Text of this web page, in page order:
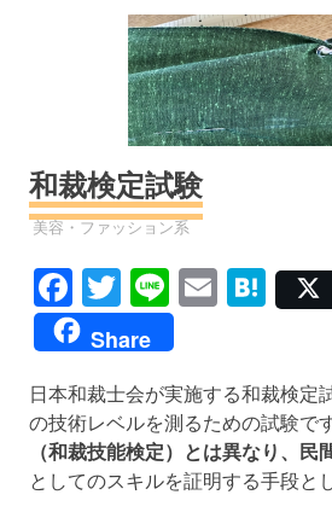
和裁検定試験
資格
美容・ファッション系
Facebook
Twitter
LineEmail
Share
日本和裁士会が実施する和裁検定
の技術レベルを測るための試験で
（和裁技能検定）とは異なり、民
としてのスキルを証明する手段と